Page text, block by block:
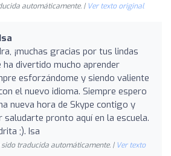
automáticamente. | Ver texto original
¡muchas gracias por tus lindas
ha divertido mucho aprender
esforzándome y siendo valiente
el nuevo idioma. Siempre espero
nueva hora de Skype contigo y
saludarte pronto aquí en la escuela.
;). Isa
traducida automáticamente. | Ver texto